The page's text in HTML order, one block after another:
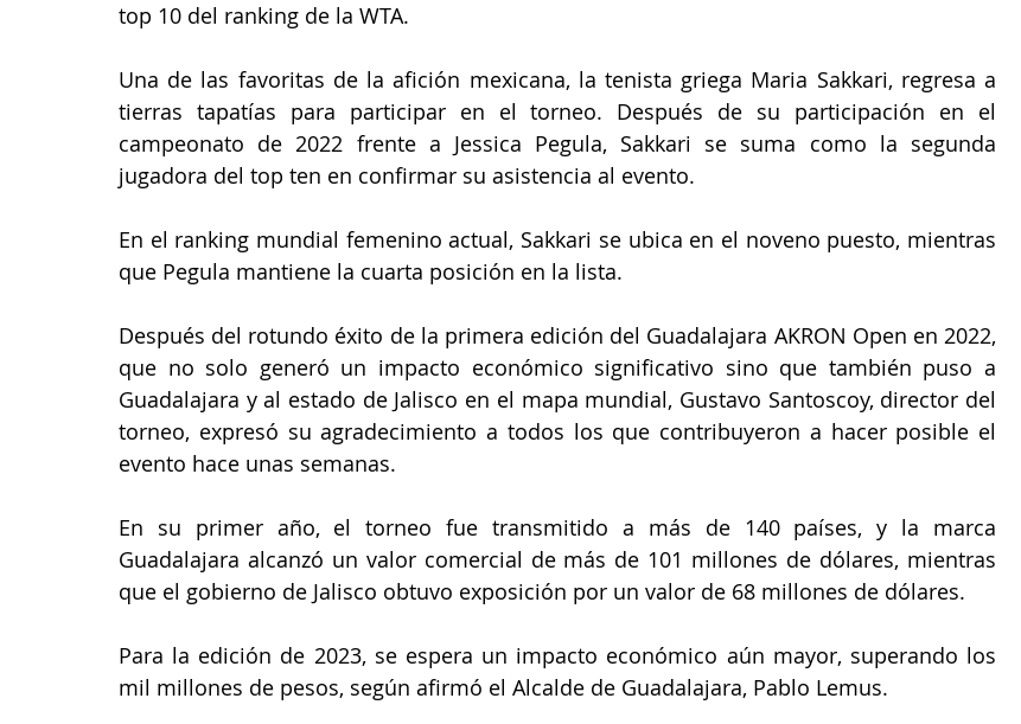
top 10 del ranking de la WTA.
Una de las favoritas de la afición mexicana, la tenista griega Maria Sakkari, regresa a
tierras tapatías para participar en el torneo. Después de su participación en el
campeonato de 2022 frente a Jessica Pegula, Sakkari se suma como la segunda
jugadora del top ten en confirmar su asistencia al evento.
En el ranking mundial femenino actual, Sakkari se ubica en el noveno puesto, mientras
que Pegula mantiene la cuarta posición en la lista.
Después del rotundo éxito de la primera edición del Guadalajara AKRON Open en 2022,
que no solo generó un impacto económico significativo sino que también puso a
Guadalajara y al estado de Jalisco en el mapa mundial, Gustavo Santoscoy, director del
torneo, expresó su agradecimiento a todos los que contribuyeron a hacer posible el
evento hace unas semanas.
En su primer año, el torneo fue transmitido a más de 140 países, y la marca
Guadalajara alcanzó un valor comercial de más de 101 millones de dólares, mientras
que el gobierno de Jalisco obtuvo exposición por un valor de 68 millones de dólares.
Para la edición de 2023, se espera un impacto económico aún mayor, superando los
mil millones de pesos, según afirmó el Alcalde de Guadalajara, Pablo Lemus.